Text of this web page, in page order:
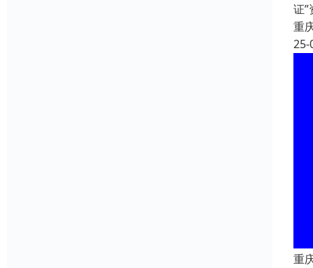
证
重
25-
重